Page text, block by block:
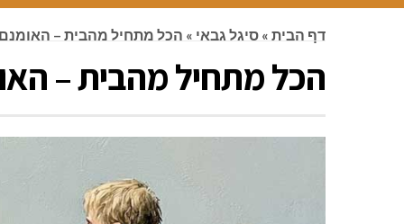
דף הבית » סיגל גבאי » הכל מתחיל מהבית –
הכל מתחיל מהבית –